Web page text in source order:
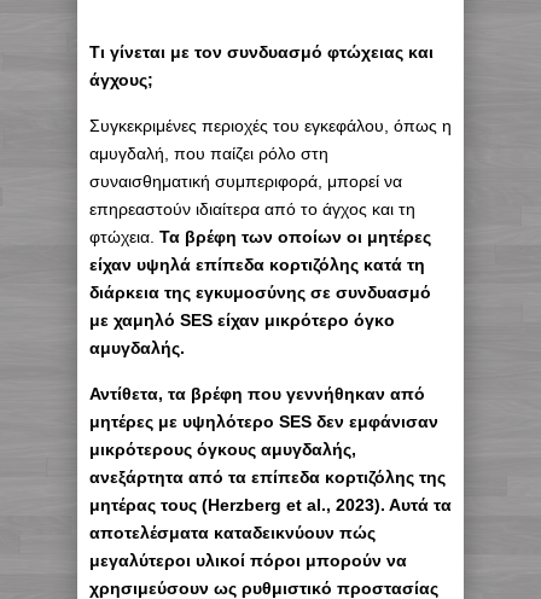
Τι γίνεται με τον συνδυασμό φτώχειας και
άγχους;
Συγκεκριμένες περιοχές του εγκεφάλου, όπως η
αμυγδαλή, που παίζει ρόλο στη
συναισθηματική συμπεριφορά, μπορεί να
επηρεαστούν ιδιαίτερα από το άγχος και τη
φτώχεια. Τα βρέφη των οποίων οι μητέρες
είχαν υψηλά επίπεδα κορτιζόλης κατά τη
διάρκεια της εγκυμοσύνης σε συνδυασμό
με χαμηλό SES είχαν μικρότερο όγκο
αμυγδαλής.
Αντίθετα, τα βρέφη που γεννήθηκαν από
μητέρες με υψηλότερο SES δεν εμφάνισαν
μικρότερους όγκους αμυγδαλής,
ανεξάρτητα από τα επίπεδα κορτιζόλης της
μητέρας τους (Herzberg et al., 2023). Αυτά τα
αποτελέσματα καταδεικνύουν πώς
μεγαλύτεροι υλικοί πόροι μπορούν να
χρησιμεύσουν ως ρυθμιστικό προστασίας